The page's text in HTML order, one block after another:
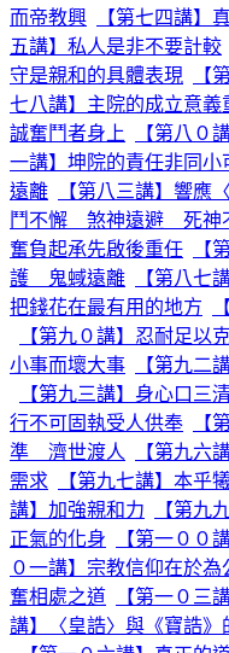
而帝教興
【第七四講
五講】私人是非不要計較
守是親和的具體表現
【
七八講】主院的成立意義
誠奮鬥者身上
【第八０
一講】坤院的責任非同小
遠離
【第八三講】響應
鬥不懈 煞神遠避 死神
奮負起承先啟後重任
【
護 鬼蜮遠離
【第八七
把錢花在最有用的地方
【第九０講】忍耐足以
小事而壞大事
【第九二
【第九三講】身心口
行不可固執受人供奉
【
準 濟世渡人
【第九六
需求
【第九七講】本
講】加強親和力
【第九
正氣的化身
【第一００
０一講】宗教信仰在於為
奮相處之道
【第一０三
講】〈皇誥〉與《寶誥》